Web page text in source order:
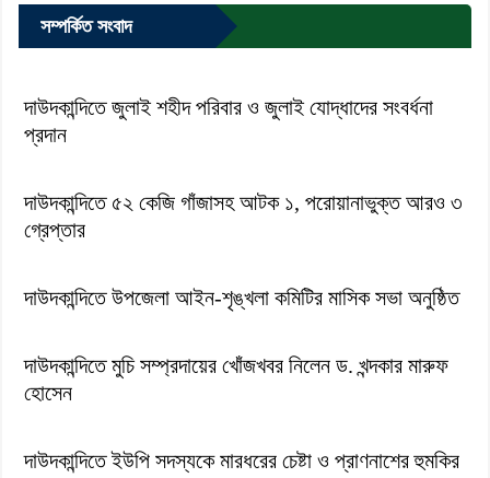
সম্পর্কিত সংবাদ
দাউদকান্দিতে জুলাই শহীদ পরিবার ও জুলাই যোদ্ধাদের সংবর্ধনা
প্রদান
দাউদকান্দিতে ৫২ কেজি গাঁজাসহ আটক ১, পরোয়ানাভুক্ত আরও ৩
গ্রেপ্তার
দাউদকান্দিতে উপজেলা আইন-শৃঙ্খলা কমিটির মাসিক সভা অনুষ্ঠিত
দাউদকান্দিতে মুচি সম্প্রদায়ের খোঁজখবর নিলেন ড. খন্দকার মারুফ
হোসেন
দাউদকান্দিতে ইউপি সদস্যকে মারধরের চেষ্টা ও প্রাণনাশের হুমকির